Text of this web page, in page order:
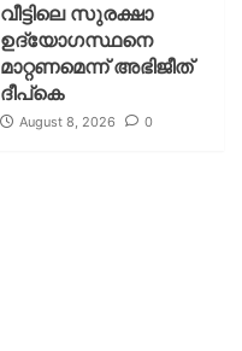
വീട്ടിലെ സുരക്ഷാ
ഉദ്യോഗസ്ഥനെ
മാറ്റണമെന്ന് അഭിജീത്
ദീപ്‌കെ
August 8, 2026 0